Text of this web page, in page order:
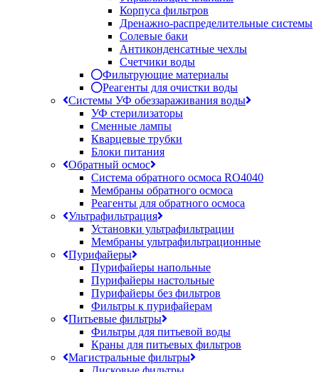
Корпуса фильтров
Дренажно-распределительные системы
Солевые баки
Антиконденсатные чехлы
Счетчики воды
Фильтрующие материалы
Реагенты для очистки воды
Системы УФ обеззараживания воды
УФ стерилизаторы
Сменные лампы
Кварцевые трубки
Блоки питания
Обратный осмос
Система обратного осмоса RO4040
Мембраны обратного осмоса
Реагенты для обратного осмоса
Ультрафильтрация
Установки ультрафильтрации
Мембраны ультрафильтрационные
Пурифайеры
Пурифайеры напольные
Пурифайеры настольные
Пурифайеры без фильтров
Фильтры к пурифайерам
Питьевые фильтры
Фильтры для питьевой воды
Краны для питьевых фильтров
Магистральные фильтры